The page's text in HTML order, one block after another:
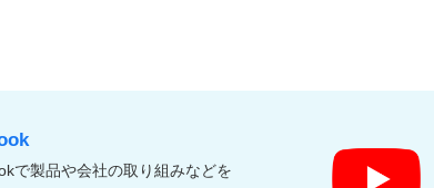
で製品や会社の取り組みなどを